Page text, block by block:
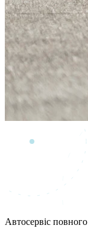
Автосервіс